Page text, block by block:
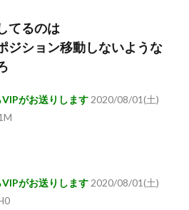
てるのは
ジション移動しないような
がお送りします 2020/08/01(土)
がお送りします 2020/08/01(土)